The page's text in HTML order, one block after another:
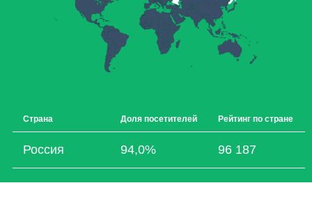
Страна Доля посетителей Рейтинг по стране
Россия 94,0% 96 187